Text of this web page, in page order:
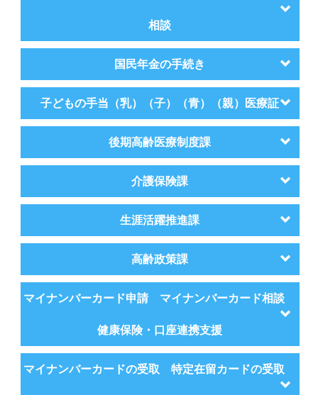
相談
国民年金の手続き
子どもの手当（乳）（子）（青）（親）医療証
後期高齢医療制度課
介護保険課
生涯活躍推進課
高齢政策課
マイナンバーカード申請 マイナンバーカード相談
健康保険・口座連携支援
マイナンバーカードの受取 特定在留カードの受取